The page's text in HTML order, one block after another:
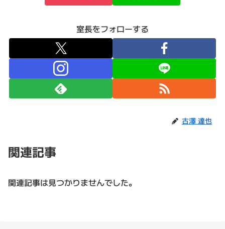
室長をフォローする
古澤 達也
関連記事
関連記事は見つかりませんでした。